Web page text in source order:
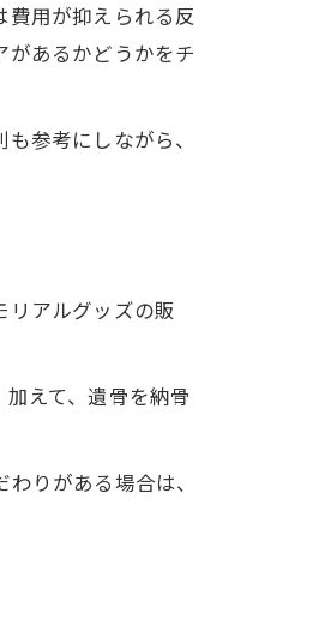
費用が抑えられる反
あるかどうかをチ
参考にしながら、
リアルグッズの販
えて、遺骨を納骨
りがある場合は、